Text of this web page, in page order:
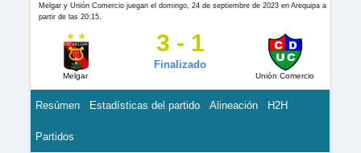
Melgar y Unión Comercio juegan el domingo, 24 de septiembre de 2023 en Arequipa a
partir de las 20:15.
Melgar
3 - 1
Finalizado
Unión Comercio
Resúmen Estadísticas del partido Alineación H2H
Partidos